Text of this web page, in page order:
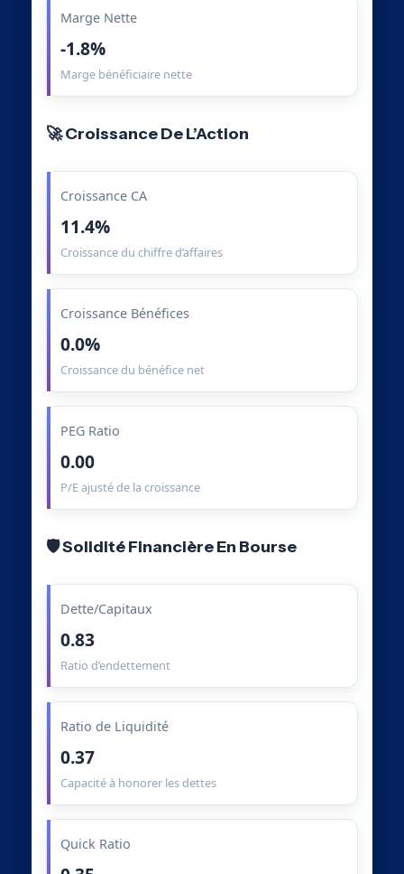
Marge Nette
-1.8%
Marge bénéficiaire nette
🚀 Croissance De L’Action
Croissance CA
11.4%
Croissance du chiffre d’affaires
Croissance Bénéfices
0.0%
Croissance du bénéfice net
PEG Ratio
0.00
P/E ajusté de la croissance
🛡️ Solidité Financière En Bourse
Dette/Capitaux
0.83
Ratio d’endettement
Ratio de Liquidité
0.37
Capacité à honorer les dettes
Quick Ratio